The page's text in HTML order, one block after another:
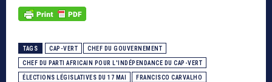
TAGS CAP-VERT CHEF DU GOUVERNEMENT
CHEF DU PARTI AFRICAIN POUR L'INDÉPENDANCE DU CAP-VERT
ÉLECTIONS LÉGISLATIVES DU 17 MAI FRANCISCO CARVALHO